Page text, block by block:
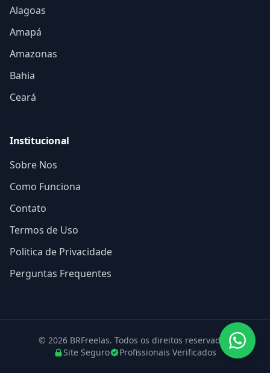
Alagoas
Amapá
Amazonas
Bahia
Ceará
Institucional
Sobre Nos
Como Funciona
Contato
Termos de Uso
Politica de Privacidade
Perguntas Frequentes
© 2026 BRFreelas. Todos os direitos reservados.
Site Seguro
Profissionais Verificados